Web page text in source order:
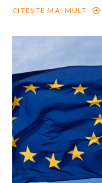
CITEȘTE MAI MULT